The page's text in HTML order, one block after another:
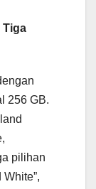
Tiga
256 GB.
pilihan